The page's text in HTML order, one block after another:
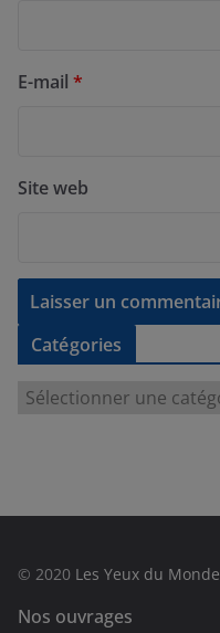
E-mail *
Site web
Catégories
e
© 2020 Les Yeux du Monde
Nos ouvrages